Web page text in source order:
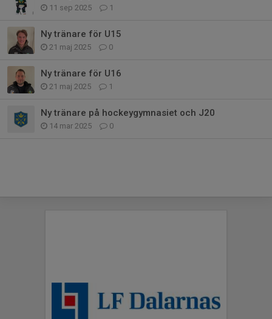
11 sep 2025 1
Ny tränare för U15
21 maj 2025 0
Ny tränare för U16
21 maj 2025 1
Ny tränare på hockeygymnasiet och J20
14 mar 2025 0